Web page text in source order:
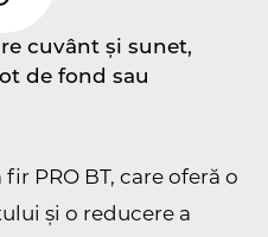
cuvânt și sunet,
de fond sau
PRO BT, care oferă o
și o reducere a